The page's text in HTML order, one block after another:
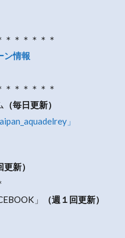
＊＊＊＊＊＊
ン情報
＊＊＊＊＊＊
（毎日更新）
」
更新）
」
（週１回更新）